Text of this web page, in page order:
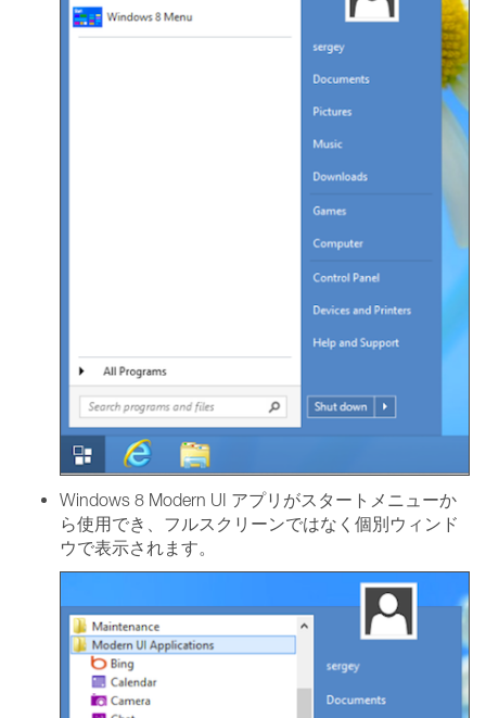
Windows 8 Modern UI アプリがスタートメニューか
ら使用でき、フルスクリーンではなく個別ウィンド
ウで表示されます。